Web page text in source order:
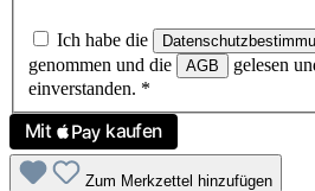
Ich habe die
genommen und die
AGB
gelesen
einverstanden. *
Zum Merkzettel hinzufügen